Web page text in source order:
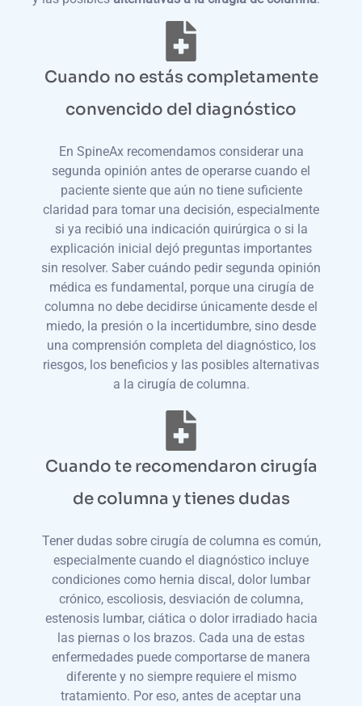
Cuando no estás completamente
convencido del diagnóstico
En SpineAx recomendamos considerar una
segunda opinión antes de operarse cuando el
paciente siente que aún no tiene suficiente
claridad para tomar una decisión, especialmente
si ya recibió una indicación quirúrgica o si la
explicación inicial dejó preguntas importantes
sin resolver. Saber cuándo pedir segunda opinión
médica es fundamental, porque una cirugía de
columna no debe decidirse únicamente desde el
miedo, la presión o la incertidumbre, sino desde
una comprensión completa del diagnóstico, los
riesgos, los beneficios y las posibles alternativas
a la cirugía de columna.
Cuando te recomendaron cirugía
de columna y tienes dudas
Tener dudas sobre cirugía de columna es común,
especialmente cuando el diagnóstico incluye
condiciones como hernia discal, dolor lumbar
crónico, escoliosis, desviación de columna,
estenosis lumbar, ciática o dolor irradiado hacia
las piernas o los brazos. Cada una de estas
enfermedades puede comportarse de manera
diferente y no siempre requiere el mismo
tratamiento. Por eso, antes de aceptar una